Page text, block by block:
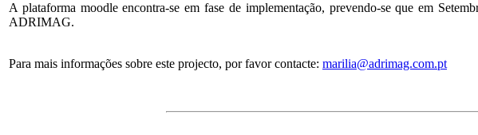
A plataforma moodle encontra-se em fase de implementação, prevendo-se que em
ADRIMAG.
Para mais informações sobre este projecto, por favor contacte: marilia@adrimag.com.pt